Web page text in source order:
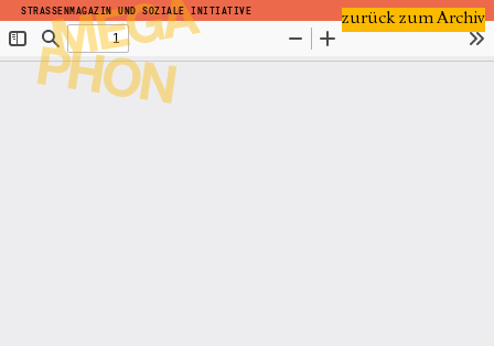
STRASSENMAGAZIN UND SOZIALE INITIATIVE zurück zum Archiv